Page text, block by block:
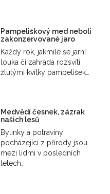
Pampeliškový med neboli
zakonzervované jaro
Každý rok, jakmile se jarní
louka či zahrada rozsvítí
žlutými kvítky pampelišek…
Medvědí česnek, zázrak
našich lesů
Bylinky a potraviny
pocházející z přírody jsou
mezi lidmi v posledních
letech…